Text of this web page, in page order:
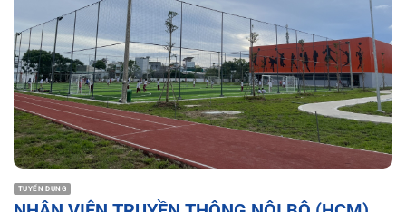
TUYỂN DỤNG